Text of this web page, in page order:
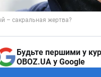
Будьте першими у
OBOZ.UA у Google